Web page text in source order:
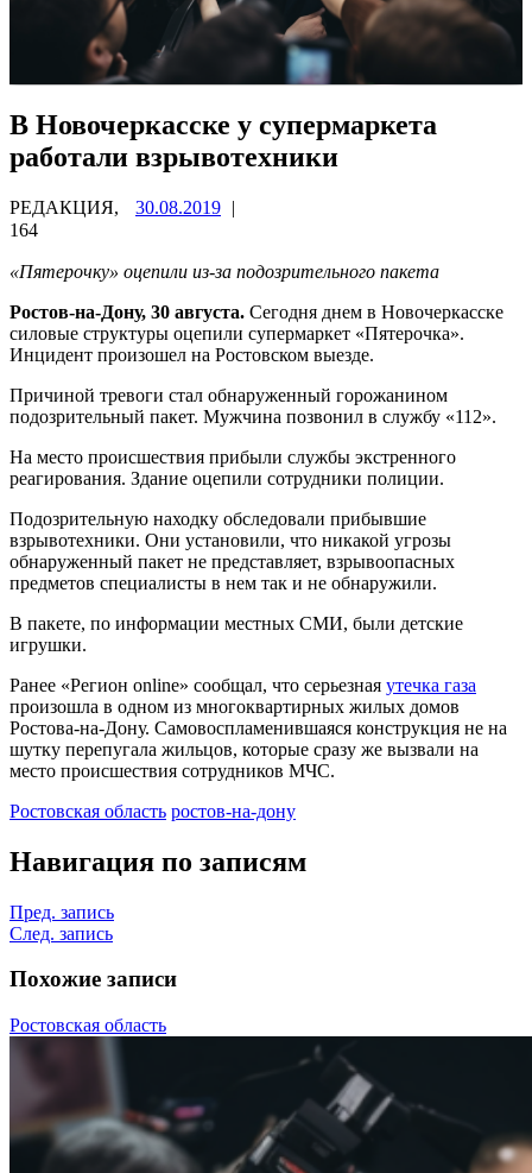
В Новочеркасске у супермаркета
работали взрывотехники
РЕДАКЦИЯ, 30.08.2019 |
164
«Пятерочку» оцепили из-за подозрительного пакета
Ростов-на-Дону, 30 августа. Сегодня днем в Новочеркасске
силовые структуры оцепили супермаркет «Пятерочка».
Инцидент произошел на Ростовском выезде.
Причиной тревоги стал обнаруженный горожанином
подозрительный пакет. Мужчина позвонил в службу «112».
На место происшествия прибыли службы экстренного
реагирования. Здание оцепили сотрудники полиции.
Подозрительную находку обследовали прибывшие
взрывотехники. Они установили, что никакой угрозы
обнаруженный пакет не представляет, взрывоопасных
предметов специалисты в нем так и не обнаружили.
В пакете, по информации местных СМИ, были детские
игрушки.
Ранее «Регион online» сообщал, что серьезная утечка газа
произошла в одном из многоквартирных жилых домов
Ростова-на-Дону. Самовоспламенившаяся конструкция не на
шутку перепугала жильцов, которые сразу же вызвали на
место происшествия сотрудников МЧС.
Ростовская область ростов-на-дону
Навигация по записям
Пред. запись
След. запись
Похожие записи
Ростовская область